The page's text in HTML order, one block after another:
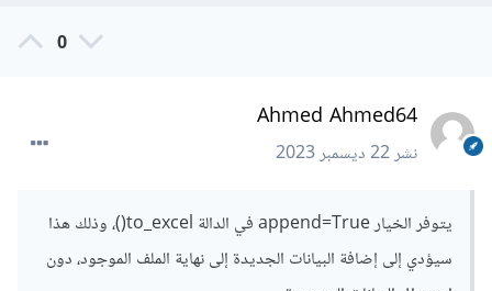
0
Ahmed Ahmed64
نشر22 ديسمبر 2023
يتوفر الخيار append=True في الدالة to_excel()، وذلك هذا
سيؤدي إلى إضافة البيانات الجديدة إلى نهاية الملف الموجود، دون